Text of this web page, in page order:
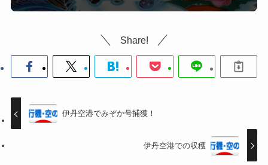
Share!
伊丹空港でみぞか号捕獲！
伊丹空港での収穫